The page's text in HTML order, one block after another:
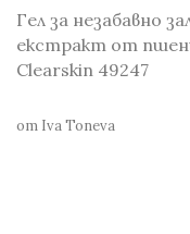
Гел за незабавно
екстракт от
Clearskin 49247
от Iva Toneva